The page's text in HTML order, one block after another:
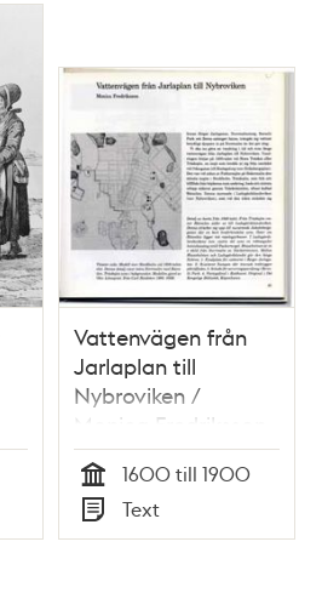
Vattenvägen från
Jarlaplan till
Nybroviken /
Monica Fredriksson
Tid
1600 till 1900
Typ
Text